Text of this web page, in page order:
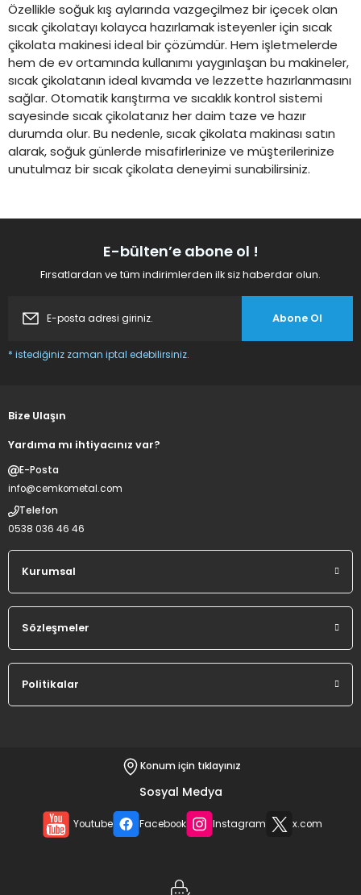
Özellikle soğuk kış aylarında vazgeçilmez bir içecek olan
sıcak çikolatayı kolayca hazırlamak isteyenler için sıcak
çikolata makinesi ideal bir çözümdür. Hem işletmelerde
hem de ev ortamında kullanımı yaygınlaşan bu makineler,
sıcak çikolatanın ideal kıvamda ve lezzette hazırlanmasını
sağlar. Otomatik karıştırma ve sıcaklık kontrol sistemi
sayesinde sıcak çikolatanız her daim taze ve hazır
durumda olur. Bu nedenle, sıcak çikolata makinası satın
alarak, soğuk günlerde misafirlerinize ve müşterilerinize
unutulmaz bir sıcak çikolata deneyimi sunabilirsiniz.
E-bülten’e abone ol !
Fırsatlardan ve tüm indirimlerden ilk siz haberdar olun.
Abone Ol
* istediğiniz zaman iptal edebilirsiniz.
Bize Ulaşın
Yardıma mı ihtiyacınız var?
E-Posta
info@cemkometal.com
Telefon
0538 036 46 46
Kurumsal
Sözleşmeler
Politikalar
Konum için tıklayınız
Sosyal Medya
Youtube Facebook Instagram x.com